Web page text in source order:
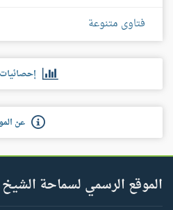
فتاوى متنوعة
عن
الموقع الرسمي لسماحة الشيخ